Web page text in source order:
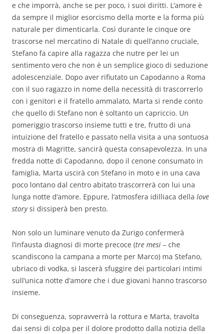
e che imporrà, anche se per poco, i suoi diritti. L’amore è
da sempre il miglior esorcismo della morte e la forma più
naturale per dimenticarla. Così durante le cinque ore
trascorse nel mercatino di Natale di quell’anno cruciale,
Stefano fa capire alla ragazza che nutre per lei un
sentimento vero che non è un semplice gioco di seduzione
adolescenziale. Dopo aver rifiutato un Capodanno a Roma
con il suo ragazzo in nome della necessità di trascorrerlo
con i genitori e il fratello ammalato, Marta si rende conto
che quello di Stefano non è soltanto un capriccio. Un
pomeriggio trascorso insieme tutti e tre, frutto di una
intuizione del fratello e passato nella visita a una sontuosa
mostra di Magritte, sancirà questa consapevolezza. In una
fredda notte di Capodanno, dopo il cenone consumato in
famiglia, Marta uscirà con Stefano in moto e in una cava
poco lontano dal centro abitato trascorrerà con lui una
lunga notte d’amore. Eppure, l’atmosfera idilliaca della love
storysi dissiperà ben presto.
Non solo un luminare venuto da Zurigo confermerà
l’infausta diagnosi di morte precoce (tre mesi – che
scandiscono la campana a morte per Marco) ma Stefano,
ubriaco di vodka, si lascerà sfuggire dei particolari intimi
sull’unica notte d’amore che i due giovani hanno trascorso
insieme.
Di conseguenza, sopravverrà la rottura e Marta, travolta
dai sensi di colpa per il dolore prodotto dalla notizia della